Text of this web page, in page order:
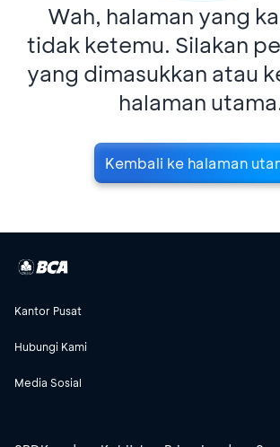
Wah, halaman yang
tidak ketemu. Silakan
yang dimasukkan atau
halaman
Kembali ke halaman
Kantor Pusat
Hubungi Kami
Media Sosial